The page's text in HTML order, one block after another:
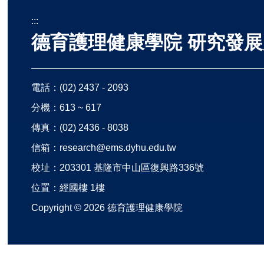
:::
德育護理健康學院 研究發
電話： (02) 2437 - 2093
分機：613 ~ 617
傳真：(02) 2436 - 8038
信箱： research@ems.dyhu.edu.tw
校址： 203301 基隆市中山區復興路336號
位置：經國樓 1樓
Copyright © 2026 德育護理健康學院